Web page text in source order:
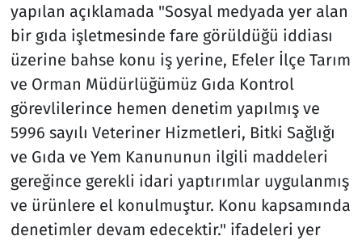
yapılan açıklamada "Sosyal medyada yer alan
bir gıda işletmesinde fare görüldüğü iddiası
üzerine bahse konu iş yerine, Efeler İlçe Tarım
ve Orman Müdürlüğümüz Gıda Kontrol
görevlilerince hemen denetim yapılmış ve
5996 sayılı Veteriner Hizmetleri, Bitki Sağlığı
ve Gıda ve Yem Kanununun ilgili maddeleri
gereğince gerekli idari yaptırımlar uygulanmış
ve ürünlere el konulmuştur. Konu kapsamında
denetimler devam edecektir." ifadeleri yer